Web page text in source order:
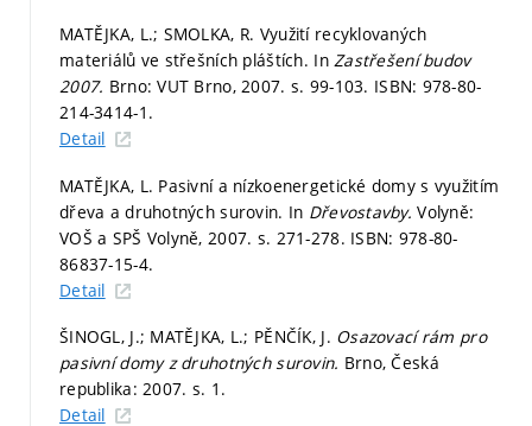
MATĚJKA, L.; SMOLKA, R. Využití recyklovaných
materiálů ve střešních pláštích. InZastřešení budov
2007. Brno: VUT Brno, 2007. s. 99-103. ISBN: 978-80-
214-3414-1.
Detail
MATĚJKA, L. Pasivní a nízkoenergetické domy s využitím
dřeva a druhotných surovin. In Dřevostavby.Volyně:
VOŠ a SPŠ Volyně, 2007. s. 271-278. ISBN: 978-80-
86837-15-4.
Detail
ŠINOGL, J.; MATĚJKA, L.; PĚNČÍK, J. Osazovací rám pro
pasivní domy z druhotných surovin. Brno, Česká
republika: 2007. s. 1.
Detail